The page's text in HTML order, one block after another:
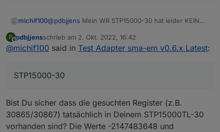
michif100@pdbjjens Mein WR STP15000-30 hat leider KEIN
Evcc läuft natürlich gut mittlerweile, das ist nicht das
Problem.
über Modbus, um etwas aufzuräumen.
P
Offline
pdbjjensschrieb am 2. Okt. 2022, 16:42
zuletzt editiert von
@michif100 said in Test Adapter sma-em v0.6.x Latest:
STP15000-30
Bist Du sicher dass die gesuchten Register (z.B.
30865/30867) tatsächlich in Deinem STP15000TL-30
vorhanden sind? Die Werte -2147483648 und